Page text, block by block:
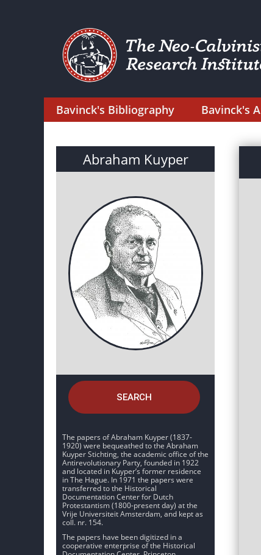
Bavinck's Bibliography Bavinck's
Abraham Kuyper
SEARCH
The papers of Abraham Kuyper (1837-
1920) were bequeathed to the Abraham
Kuyper Stichting, the academic office of the
Antirevolutionary Party, founded in 1922
and located in Kuyper’s former residence
in The Hague. In 1971 the papers were
transferred to the Historical
Documentation Center for Dutch
Protestantism (1800-present day) at the
Vrije Universiteit Amsterdam, and kept as
coll. nr. 154.
The papers have been digitized in a
cooperative enterprise of the Historical